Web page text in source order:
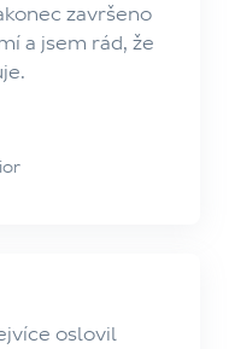
završeno
a jsem rád, že
oslovil